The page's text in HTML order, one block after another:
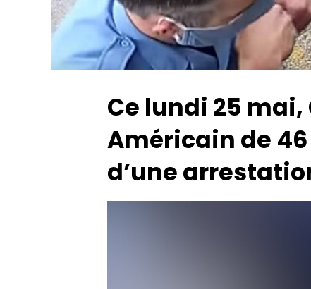
Ce lundi 25
Américain de
d’une